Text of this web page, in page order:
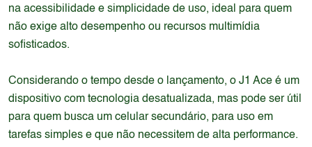
na acessibilidade e simplicidade de uso, ideal para quem
não exige alto desempenho ou recursos multimídia
sofisticados.
Considerando o tempo desde o lançamento, o J1 Ace é um
dispositivo com tecnologia desatualizada, mas pode ser útil
para quem busca um celular secundário, para uso em
tarefas simples e que não necessitem de alta performance.